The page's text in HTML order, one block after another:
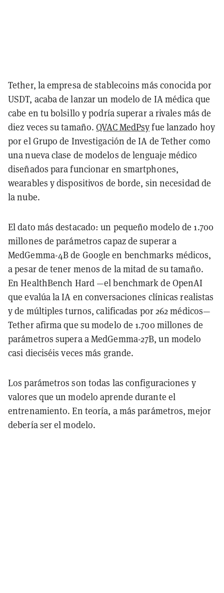
Tether, la empresa de stablecoins más conocida por
USDT, acaba de lanzar un modelo de IA médica que
cabe en tu bolsillo y podría superar a rivales más de
diez veces su tamaño.QVAC MedPsyfue lanzado hoy
por el Grupo de Investigación de IA de Tether como
una nueva clase de modelos de lenguaje médico
diseñados para funcionar en smartphones,
wearables y dispositivos de borde, sin necesidad de
la nube.
El dato más destacado: un pequeño modelo de 1.700
millones de parámetros capaz de superar a
MedGemma-4B de Google en benchmarks médicos,
a pesar de tener menos de la mitad de su tamaño.
En HealthBench Hard —el benchmark de OpenAI
que evalúa la IA en conversaciones clínicas realistas
y de múltiples turnos, calificadas por 262 médicos—
Tether afirma que su modelo de 1.700 millones de
parámetros supera a MedGemma-27B, un modelo
casi dieciséis veces más grande.
Los parámetros son todas las configuraciones y
valores que un modelo aprende durante el
entrenamiento. En teoría, a más parámetros, mejor
debería ser el modelo.